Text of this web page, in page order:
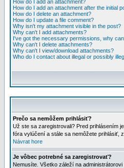
How do I add an attachment?
How do I add an attachment after the initial
How do I delete an attachment?
How do I update a file comment?
Why isn't my attachment visible in the post?
Why can't I add attachments?
I've got the necessary permissions, why
Why can't I delete attachments?
Why can't I view/download attachments?
Who do I contact about illegal or possibly
Prečo sa nemôžem prihlásiť?
Už ste sa zaregistrovali? Pred prihlásením
fóra vylúčení a stále sa nemôžete prihlásiť,
Návrat hore
Je vôbec potrebné sa zaregistrovať?
Nemusíte. Všetko záleží na